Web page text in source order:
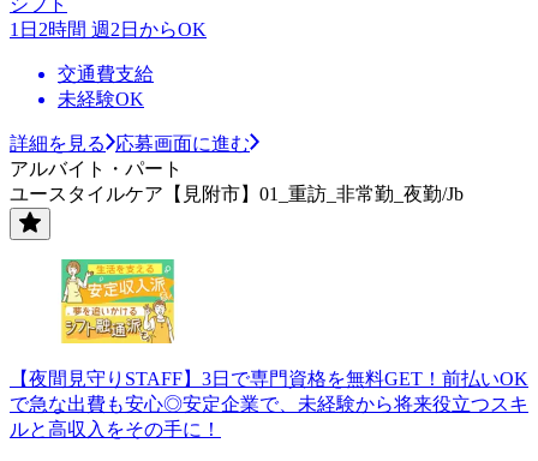
1日2時間 週2日からOK
交通費支給
未経験OK
詳細を見る
応募画面に進む
アルバイト・パート
ユースタイルケア【見附市】01_重訪_非常勤_夜勤/Jb
【夜間見守りSTAFF】3日で専門資格を無料GET！前払いOK
で急な出費も安心◎安定企業で、未経験から将来役立つスキ
ルと高収入をその手に！